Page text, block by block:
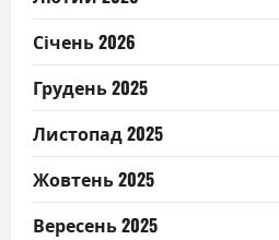
Січень 2026
Грудень 2025
Листопад 2025
Жовтень 2025
Вересень 2025